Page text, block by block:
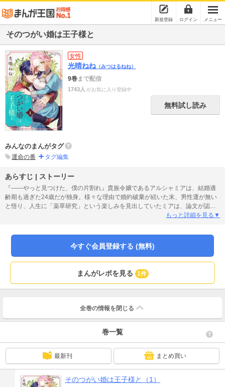
新規登録 ログイン メニュー
そのつがい婚は王子様と
女性
光晴ねね （みつはるねね）
9巻まで配信
1743人 がお気に入り登録中
無料試し読み
みんなのまんがタグ
運命の番 タグ編集
あらすじ | ストーリー
『――やっと見つけた、僕の片割れ』貴族令嬢であるアルシャミアは、結婚適
齢期も過ぎた24歳だが独身。様々な理由で婚約破棄が続いた末、男性運が無い
と悟り、人生に「薬草研究」という楽しみを見出していたミアは、論文が認め
られたことをきっかけに、王立学園の教師として生きていくことを決断する。
その胸には、王子の番（つがい）の証であるあざが浮かび上がっていて！？運
命の二人が起こすドラマチックラブストーリー、開幕！
もっと詳細を見る▼
今すぐ会員登録する (無料)
まんがレポを見る 1件
全巻の情報を 閉じる
巻一覧
最新刊 まとめ買い
そのつがい婚は王子様と（1）